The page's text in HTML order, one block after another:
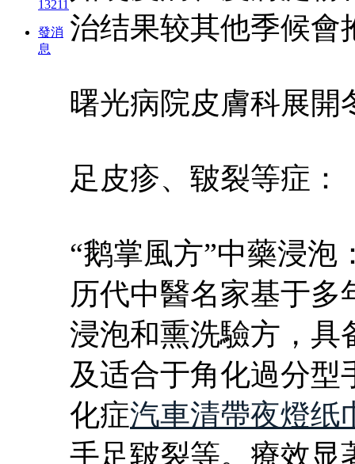
13211
發消
息
治结果较其他季候會
曙光病院皮膚科展開
足皮疹、皲裂等症：
“鹅掌風方”中藥浸泡
历代中醫名家基于多
浸泡和熏洗驗方，具
及适合于角化過分型
化症汽車清帶夜燈纸
手足皲裂等。療效显